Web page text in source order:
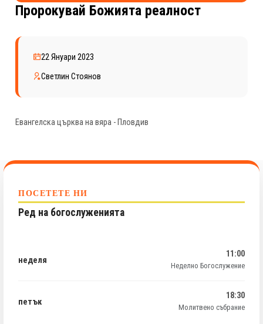
Пророкувай Божията реалност
22 Януари 2023
Светлин Стоянов
Евангелска църква на вяра - Пловдив
ПОСЕТЕТЕ НИ
Ред на богослуженията
неделя
11:00
Неделно Богослужение
петък
18:30
Молитвено събрание